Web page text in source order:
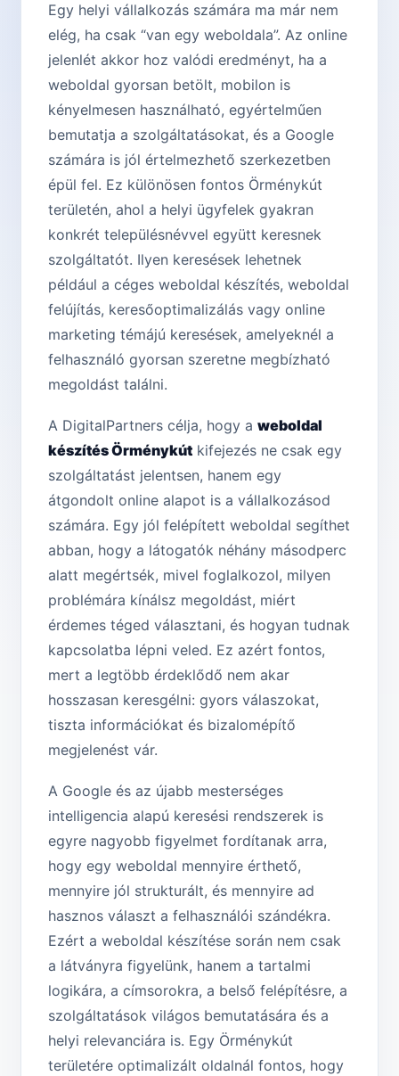
Egy helyi vállalkozás számára ma már nem
elég, ha csak “van egy weboldala”. Az online
jelenlét akkor hoz valódi eredményt, ha a
weboldal gyorsan betölt, mobilon is
kényelmesen használható, egyértelműen
bemutatja a szolgáltatásokat, és a Google
számára is jól értelmezhető szerkezetben
épül fel. Ez különösen fontos Örménykút
területén, ahol a helyi ügyfelek gyakran
konkrét településnévvel együtt keresnek
szolgáltatót. Ilyen keresések lehetnek
például a céges weboldal készítés, weboldal
felújítás, keresőoptimalizálás vagy online
marketing témájú keresések, amelyeknél a
felhasználó gyorsan szeretne megbízható
megoldást találni.
A DigitalPartners célja, hogy a weboldal
készítés Örménykút kifejezés ne csak egy
szolgáltatást jelentsen, hanem egy
átgondolt online alapot is a vállalkozásod
számára. Egy jól felépített weboldal segíthet
abban, hogy a látogatók néhány másodperc
alatt megértsék, mivel foglalkozol, milyen
problémára kínálsz megoldást, miért
érdemes téged választani, és hogyan tudnak
kapcsolatba lépni veled. Ez azért fontos,
mert a legtöbb érdeklődő nem akar
hosszasan keresgélni: gyors válaszokat,
tiszta információkat és bizalomépítő
megjelenést vár.
A Google és az újabb mesterséges
intelligencia alapú keresési rendszerek is
egyre nagyobb figyelmet fordítanak arra,
hogy egy weboldal mennyire érthető,
mennyire jól strukturált, és mennyire ad
hasznos választ a felhasználói szándékra.
Ezért a weboldal készítése során nem csak
a látványra figyelünk, hanem a tartalmi
logikára, a címsorokra, a belső felépítésre, a
szolgáltatások világos bemutatására és a
helyi relevanciára is. Egy Örménykút
területére optimalizált oldalnál fontos, hogy